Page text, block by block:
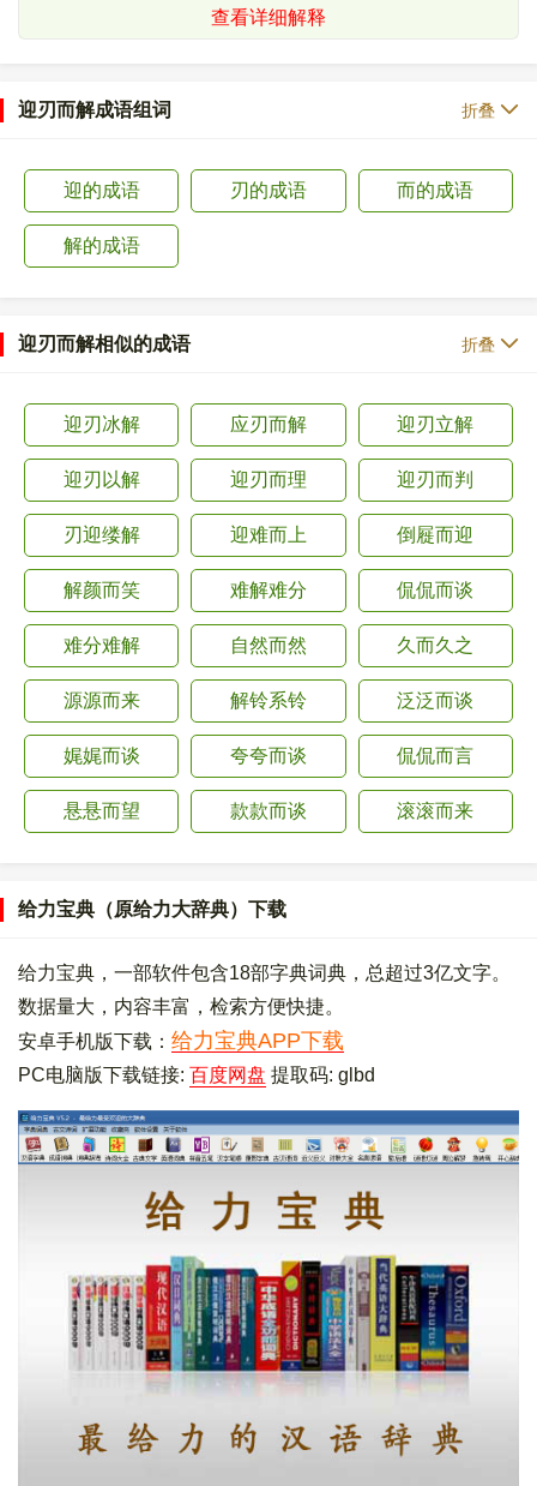
查看详细解释
迎刃而解成语组词 折叠
迎的成语 刃的成语 而的成语
解的成语
迎刃而解相似的成语 折叠
迎刃冰解 应刃而解 迎刃立解
迎刃以解 迎刃而理 迎刃而判
刃迎缕解 迎难而上 倒屣而迎
解颜而笑 难解难分 侃侃而谈
难分难解 自然而然 久而久之
源源而来 解铃系铃 泛泛而谈
娓娓而谈 夸夸而谈 侃侃而言
悬悬而望 款款而谈 滚滚而来
给力宝典（原给力大辞典）下载
给力宝典，一部软件包含18部字典词典，总超过3亿文字。
数据量大，内容丰富，检索方便快捷。
安卓手机版下载： 给力宝典APP下载
PC电脑版下载链接: 百度网盘 提取码: glbd